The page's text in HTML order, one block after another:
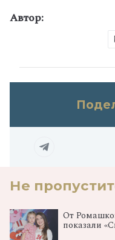
Автор:
Не
От
показали